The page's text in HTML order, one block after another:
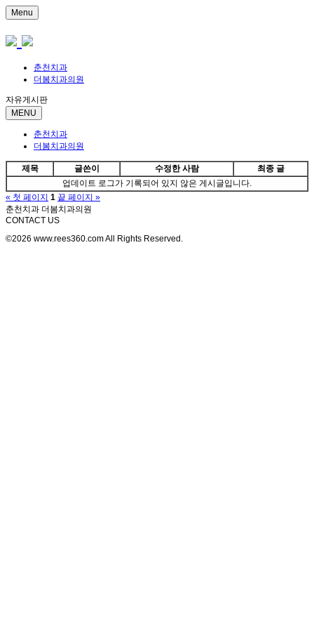
Menu
춘천치과
더봄치과의원
자유게시판
MENU
춘천치과
더봄치과의원
제목 글쓴이 수정한 사람
최종 글
업데이트 로그가 기록되어 있지 않은 게시글입니다.
« 첫 페이지 1 끝 페이지 »
춘천치과 더봄치과의원
CONTACT US
©2026 www.rees360.com All Rights Reserved.